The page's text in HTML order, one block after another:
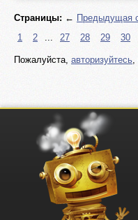
Страницы: ← Предыдущая
1
2 ... 27 28 29 30
Пожалуйста, авторизуйтесь,